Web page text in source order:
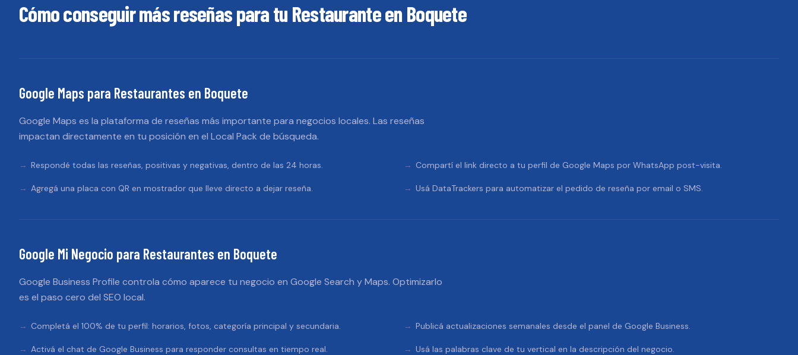
Cómo conseguir más reseñas para tu Restauranteen Boquete
Google Maps para Restaurantes en Boquete
Google Maps es la plataforma de reseñas más importante para negocios locales. Las reseñas
impactan directamente en tu posición en el Local Pack de búsqueda.
Respondé todas las reseñas, positivas y negativas, dentro de las 24 horas. Compartí el link directo a tu perfil de Google Maps por WhatsApp post-visita.
Agregá una placa con QR en mostrador que lleve directo a dejar reseña. Usá DataTrackers para automatizar el pedido de reseña por email o SMS.
Google Mi Negocio para Restaurantes en Boquete
Google Business Profile controla cómo aparece tu negocio en Google Search y Maps. Optimizarlo
es el paso cero del SEO local.
Completá el 100% de tu perfil: horarios, fotos, categoría principal y secundaria. Publicá actualizaciones semanales desde el panel de Google Business.
Activá el chat de Google Business para responder consultas en tiempo real. Usá las palabras clave de tu vertical en la descripción del negocio.